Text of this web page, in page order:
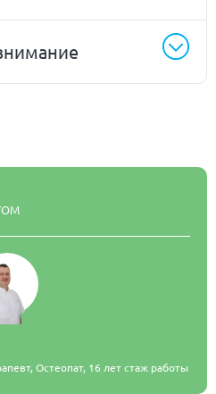
Остеопат, 16 лет стаж работы